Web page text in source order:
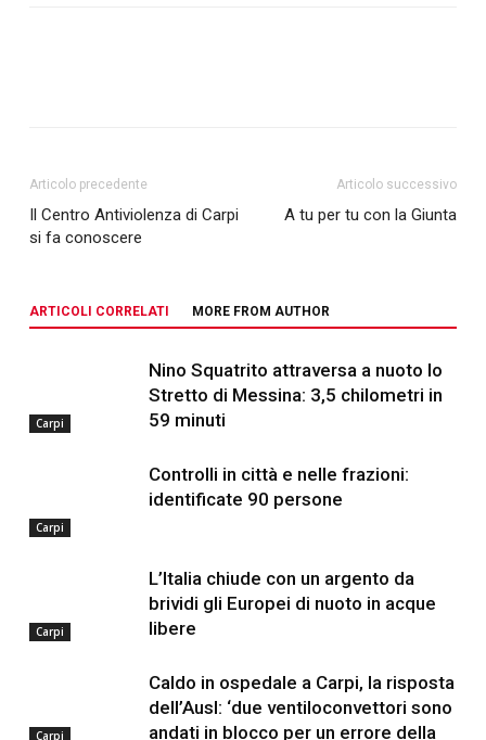
Articolo precedente
Il Centro Antiviolenza di Carpi
si fa conoscere
Articolo successivo
A tu per tu con la Giunta
ARTICOLI CORRELATI MORE FROM AUTHOR
Carpi
Nino Squatrito attraversa a nuoto lo
Stretto di Messina: 3,5 chilometri in
59 minuti
Carpi
Controlli in città e nelle frazioni:
identificate 90 persone
Carpi
L’Italia chiude con un argento da
brividi gli Europei di nuoto in acque
libere
Carpi
Caldo in ospedale a Carpi, la risposta
dell’Ausl: ‘due ventiloconvettori sono
andati in blocco per un errore della